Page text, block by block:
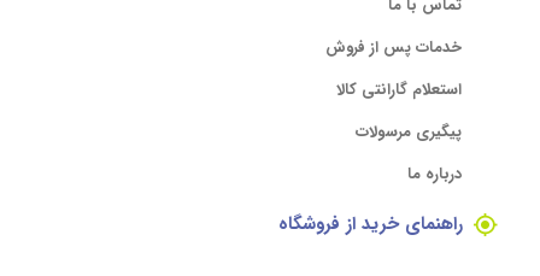
تماس با ما
خدمات پس از فروش
استعلام گارانتی کالا
پیگیری مرسولات
درباره ما
راهنمای خرید از فروشگاه